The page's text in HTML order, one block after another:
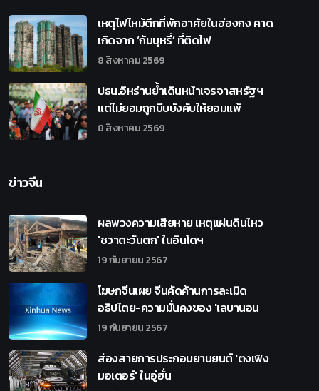
เหตุไฟไหม้ตึกที่พักอาศัยในฮ่องกง คาด
เกิดจาก ‘ก้นบุหรี่’ ที่ติดไฟ
8 สิงหาคม 2569
ปธน.อิหร่านย้ำเดินหน้าเจรจาสหรัฐฯ
แต่ไม่ยอมถูกบีบบังคับให้ยอมแพ้
8 สิงหาคม 2569
ข่าวจีน
ผลพวงความเสียหาย เหตุแผ่นดินไหว
'ชวาตะวันตก' ในอินโดฯ
19 กันยายน 2567
โฆษกจีนเผย จีนคัดค้านการละเมิด
อธิปไตย-ความมั่นคงของ 'เลบานอน
19 กันยายน 2567
ส่องสายการประกอบยานยนต์ 'ตงเฟิง
มอเตอร์' ในอู่ฮั่น